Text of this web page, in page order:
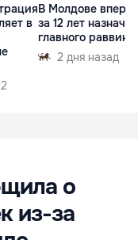
в
В Молдове
за 12 лет назначат
главного раввина
2 дня назад
о
из-за